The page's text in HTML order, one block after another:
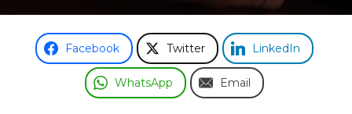
Facebook Twitter LinkedIn
WhatsApp Email